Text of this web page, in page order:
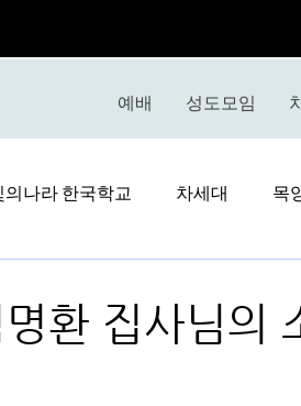
예배 성도모임
의나라 한국학교 차세대 목
환 집사님의